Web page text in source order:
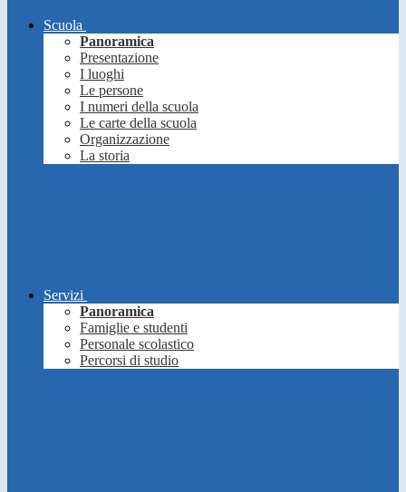
Scuola
Panoramica
Presentazione
I luoghi
Le persone
I numeri della scuola
Le carte della scuola
Organizzazione
La storia
Servizi
Panoramica
Famiglie e studenti
Personale scolastico
Percorsi di studio